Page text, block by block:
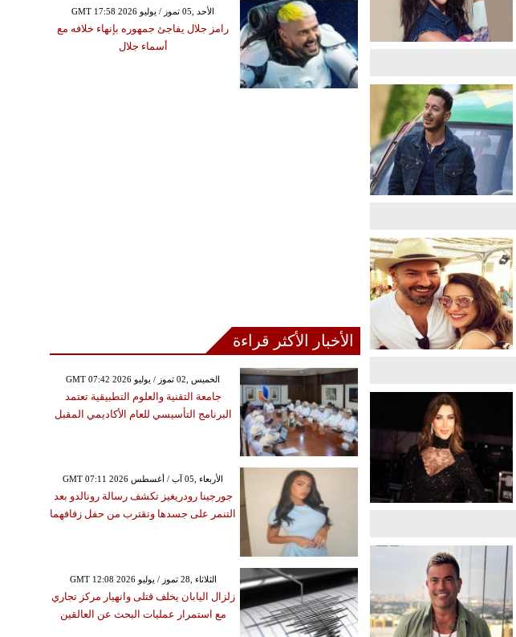
GMT 17:58 2026 الأحد ,05 تموز / يوليو
رامز جلال يفاجئ جمهوره بإنهاء خلافه مع
أسماء جلال
الأخبار الأكثر قراءة
GMT 07:42 2026 الخميس ,02 تموز / يوليو
جامعة التقنية والعلوم التطبيقية تعتمد
البرنامج التأسيسي للعام الأكاديمي المقبل
GMT 07:11 2026 الأربعاء ,05 آب / أغسطس
جورجينا رودريغيز تكشف رسالة رونالدو بعد
التنمر على جسدها وتقترب من حفل زفافهما
GMT 12:08 2026 الثلاثاء ,28 تموز / يوليو
زلزال اليابان يخلف قتلى وانهيار مركز تجاري
مع استمرار عمليات البحث عن العالقين